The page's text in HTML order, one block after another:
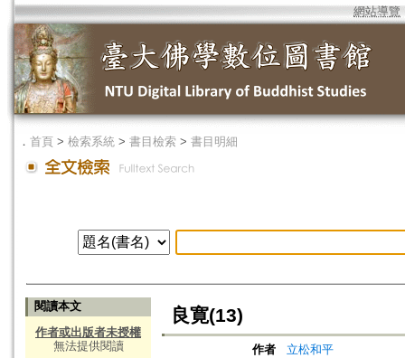
網站導覽
． 首頁 > 檢索系統 > 書目檢索 > 書目明細
閱讀本文
作者或出版者未授權
無法提供閱讀
良寛(13)
作者
立松和平